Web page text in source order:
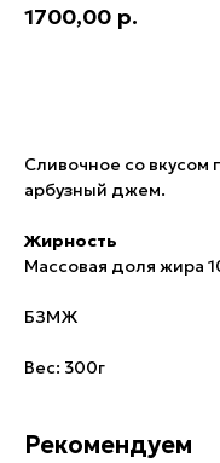
1700,00 р.
Сливочное со вкусом
арбузный джем.
Жирность
Массовая доля жира
БЗМЖ
Вес: 300г
Рекомендуем